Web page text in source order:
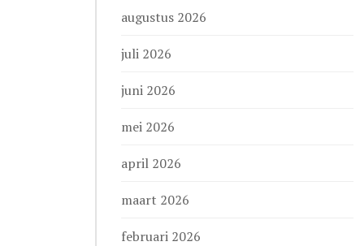
augustus 2026
juli 2026
juni 2026
mei 2026
april 2026
maart 2026
februari 2026